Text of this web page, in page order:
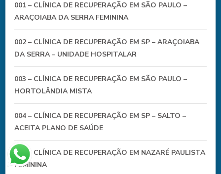
001 – CLÍNICA DE RECUPERAÇÃO EM SÃO PAULO –
ARAÇOIABA DA SERRA FEMININA
002 – CLÍNICA DE RECUPERAÇÃO EM SP – ARAÇOIABA
DA SERRA – UNIDADE HOSPITALAR
003 – CLÍNICA DE RECUPERAÇÃO EM SÃO PAULO –
HORTOLÂNDIA MISTA
004 – CLÍNICA DE RECUPERAÇÃO EM SP – SALTO –
ACEITA PLANO DE SAÚDE
005 – CLÍNICA DE RECUPERAÇÃO EM NAZARÉ PAULISTA
FEMININA